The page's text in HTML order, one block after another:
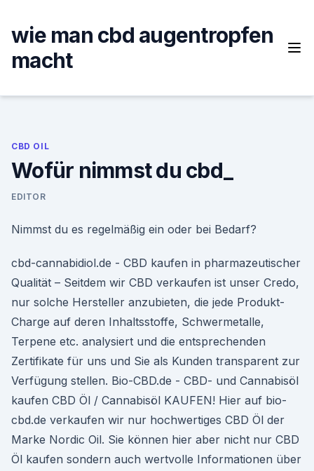
content
wie man cbd augentropfen
macht
CBD OIL
Wofür nimmst du cbd_
EDITOR
Nimmst du es regelmäßig ein oder bei Bedarf?
cbd-cannabidiol.de - CBD kaufen in pharmazeutischer
Qualität – Seitdem wir CBD verkaufen ist unser Credo,
nur solche Hersteller anzubieten, die jede Produkt-
Charge auf deren Inhaltsstoffe, Schwermetalle,
Terpene etc. analysiert und die entsprechenden
Zertifikate für uns und Sie als Kunden transparent zur
Verfügung stellen. Bio-CBD.de - CBD- und Cannabisöl
kaufen CBD Öl / Cannabisöl KAUFEN! Hier auf bio-
cbd.de verkaufen wir nur hochwertiges CBD Öl der
Marke Nordic Oil. Sie können hier aber nicht nur CBD
Öl kaufen sondern auch wertvolle Informationen über